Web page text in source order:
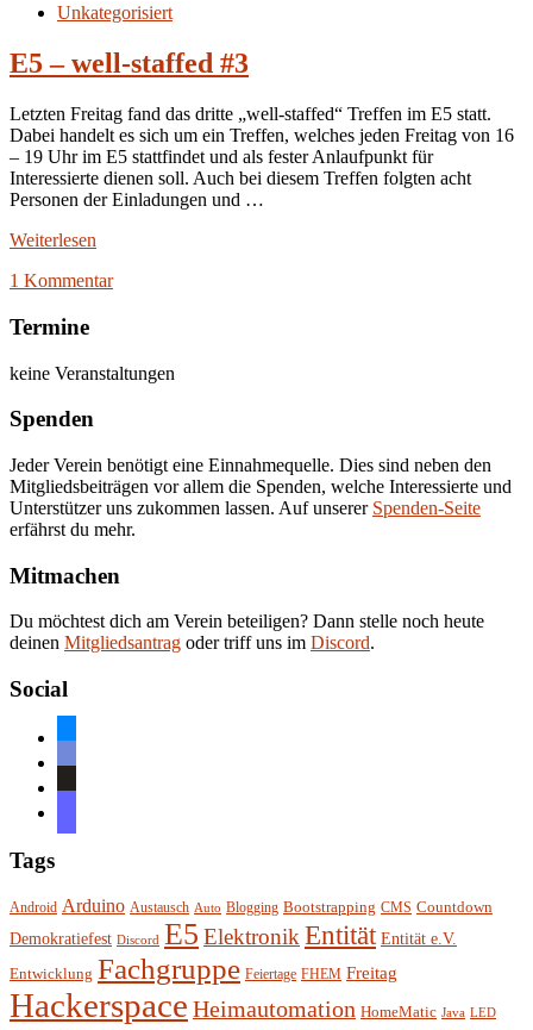
Unkategorisiert
E5 – well-staffed #3
Letzten Freitag fand das dritte „well-staffed“ Treffen im E5 statt.
Dabei handelt es sich um ein Treffen, welches jeden Freitag von 16
– 19 Uhr im E5 stattfindet und als fester Anlaufpunkt für
Interessierte dienen soll. Auch bei diesem Treffen folgten acht
Personen der Einladungen und …
Weiterlesen
1 Kommentar
Termine
keine Veranstaltungen
Spenden
Jeder Verein benötigt eine Einnahmequelle. Dies sind neben den
Mitgliedsbeiträgen vor allem die Spenden, welche Interessierte und
Unterstützer uns zukommen lassen. Auf unserer Spenden-Seite
erfährst du mehr.
Mitmachen
Du möchtest dich am Verein beteiligen? Dann stelle noch heute
deinen Mitgliedsantrag oder triff uns im Discord.
Social
Tags
Android Arduino Austausch Auto Blogging Bootstrapping CMS Countdown
Demokratiefest Discord E5 ElektronikEntität Entität e.V.
Entwicklung Fachgruppe Feiertage FHEM Freitag
Hackerspace Heimautomation HomeMatic Java LED